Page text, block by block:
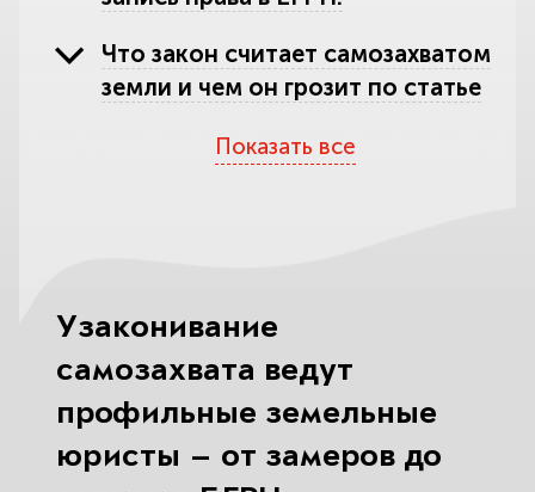
Что закон считает самозахватом
земли и чем он грозит по статье
через перераспределение по
статьям 39.28–39.29 ЗК РФ.
Выкуп самовольно занятой
муниципальной земли без торгов и
Показать все
Узаконивание
самозахвата ведут
профильные земельные
юристы — от замеров до